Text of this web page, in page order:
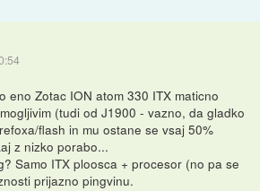
eno Zotac ION atom 330 ITX maticno
(tudi od J1900 - vazno, da gladko
flash in mu ostane se vsaj 50%
z nizko porabo...
Samo ITX ploosca + procesor (no pa se
prijazno pingvinu.